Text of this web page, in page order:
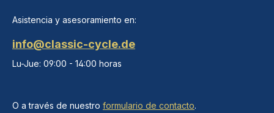
Asistencia y asesoramiento en:
info@classic-cycle.de
Lu-Jue: 09:00 - 14:00 horas
O a través de nuestro formulario de contacto.